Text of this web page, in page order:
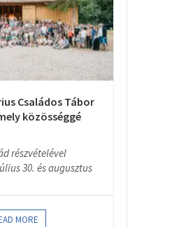
Családos Tábor
közösséggé
részvételével
30. és augusztus
MORE